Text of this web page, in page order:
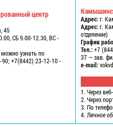
центр
45
СБ 9.00-12.30, ВС -
узнать по
+7(8442) 23-12-10 -
Адрес:г.
Адрес:г.
отделение)
График
Тел.:+7
37 — зав.
e-mail:
1. Через
2. Через
3. По
4. Личное